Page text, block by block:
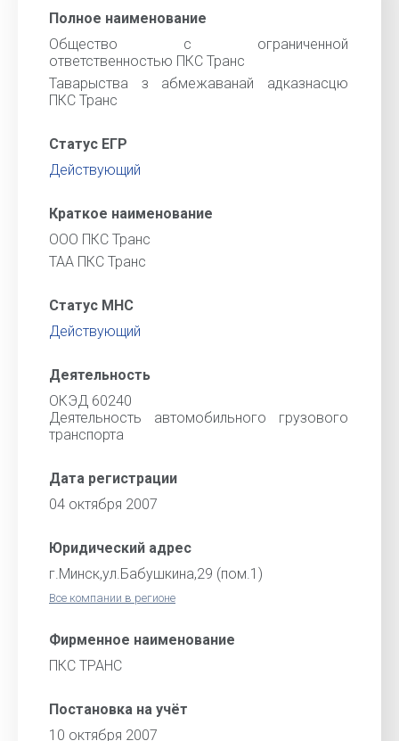
Полное наименование
Общество с ограниченной
ответственностью ПКС Транс
Таварыства з абмежаванай адказнасцю
ПКС Транс
Статус ЕГР
Действующий
Краткое наименование
ООО ПКС Транс
ТАА ПКС Транс
Статус МНС
Действующий
Деятельность
ОКЭД 60240
Деятельность автомобильного грузового
транспорта
Дата регистрации
04 октября 2007
Юридический адрес
г.Минск,ул.Бабушкина,29 (пом.1)
Все компании в регионе
Фирменное наименование
ПКС ТРАНС
Постановка на учёт
10 октября 2007